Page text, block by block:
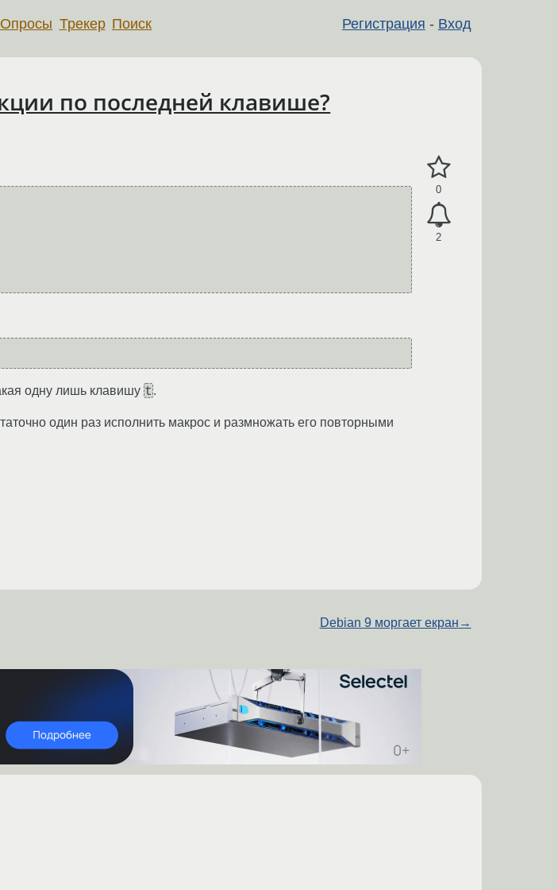
Регистрация - Вход
Опросы Трекер Поиск
по последней клавише?
0
2
одну лишь клавишу t .
один раз исполнить макрос и размножать его повторными
Debian 9 моргает екран →